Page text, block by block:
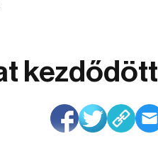
kezdődött